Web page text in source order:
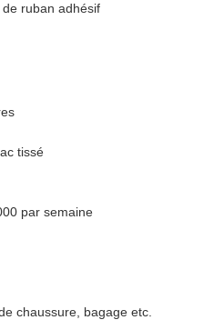
ruban adhésif
tissé
par semaine
chaussure, bagage etc.